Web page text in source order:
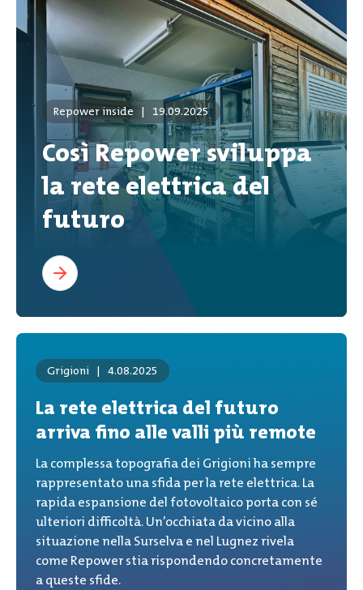
Repower inside | 19.09.2025
Così Repower sviluppa
la rete elettrica del
futuro
Grigioni | 4.08.2025
La rete elettrica del futuro
arriva fino alle valli più remote
La complessa topografia dei Grigioni ha sempre
rappresentato una sfida per la rete elettrica. La
rapida espansione del fotovoltaico porta con sé
ulteriori difficoltà. Un’occhiata da vicino alla
situazione nella Surselva e nel Lugnez rivela
come Repower stia rispondendo concretamente
a queste sfide.